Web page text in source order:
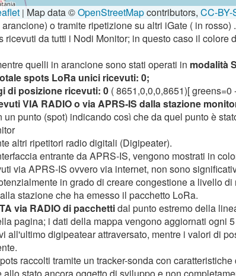
| Map data ©OpenStreetMapcontributors, CC-BY-
o tramite ripetizione su altri iGate ( in rosso) .
da tutti i Nodi Monitor; in questo caso il colore
quelli in arancione sono stati operati in modalità
spots LoRa unici ricevuti: 0;
di posizione ricevuti: 0 ( 8651,0,0,0,8651)[ greens=0
VIA RADIO o via APRS-IS dalla stazione monitor
punto (spot) indicando così che da quel punto è
altri ripetitori radio digitali (Digipeater).
entrante da APRS-IS, vengono mostrati in
via APRS-IS ovvero via internet, non sono
in grado di creare congestione a livello di
stazione che ha emesso il pacchetto LoRa.
via RADIO di pacchettidal punto estremo della
pagina; i dati della mappa vengono aggiornati ogni
digipeatear attraversato, mentre i valori di
raccolti tramite un tracker-sonda con